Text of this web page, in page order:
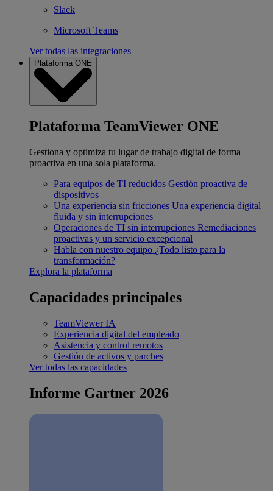
Slack
Microsoft Teams
Ver todas las integraciones
Plataforma ONE
Plataforma TeamViewer ONE
Gestiona y optimiza tu lugar de trabajo digital de forma
proactiva en una sola plataforma.
Para equipos de TI reducidos Gestión proactiva de
dispositivos
Una experiencia sin fricciones Una experiencia digital
fluida y sin interrupciones
Operaciones de TI sin interrupciones Remediaciones
proactivas y un servicio excepcional
Habla con nuestro equipo ¿Todo listo para la
transformación?
Explora la plataforma
Capacidades principales
TeamViewer IA
Experiencia digital del empleado
Asistencia y control remotos
Gestión de activos y parches
Ver todas las capacidades
Informe Gartner 2026